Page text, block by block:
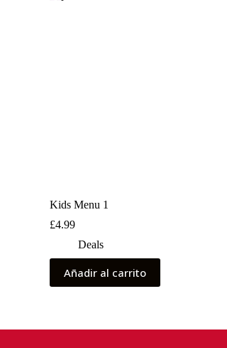
Kids Menu 1
£4.99
Deals
Añadir al carrito